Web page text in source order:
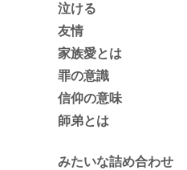
泣ける
友情
家族愛とは
罪の意識
信仰の意味
師弟とは
みたいな詰め合わせ